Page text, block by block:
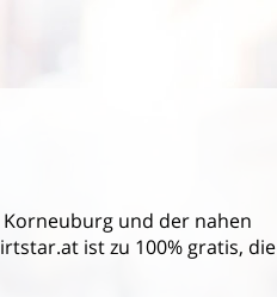
Korneuburg und der nahen
ist zu 100% gratis, die